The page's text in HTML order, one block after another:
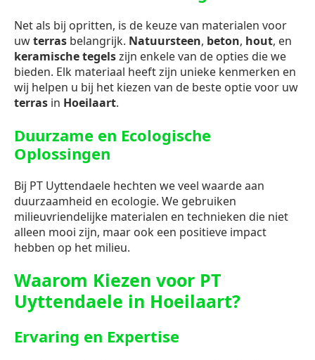
Net als bij opritten, is de keuze van materialen voor
uwterras belangrijk. Natuursteen, beton, hout, en
keramische tegelszijn enkele van de opties die we
bieden. Elk materiaal heeft zijn unieke kenmerken en
wij helpen u bij het kiezen van de beste optie voor uw
terras in Hoeilaart.
Duurzame en Ecologische
Oplossingen
Bij PT Uyttendaele hechten we veel waarde aan
duurzaamheid en ecologie. We gebruiken
milieuvriendelijke materialen en technieken die niet
alleen mooi zijn, maar ook een positieve impact
hebben op het milieu.
Waarom Kiezen voor PT
Uyttendaele in Hoeilaart?
Ervaring en Expertise